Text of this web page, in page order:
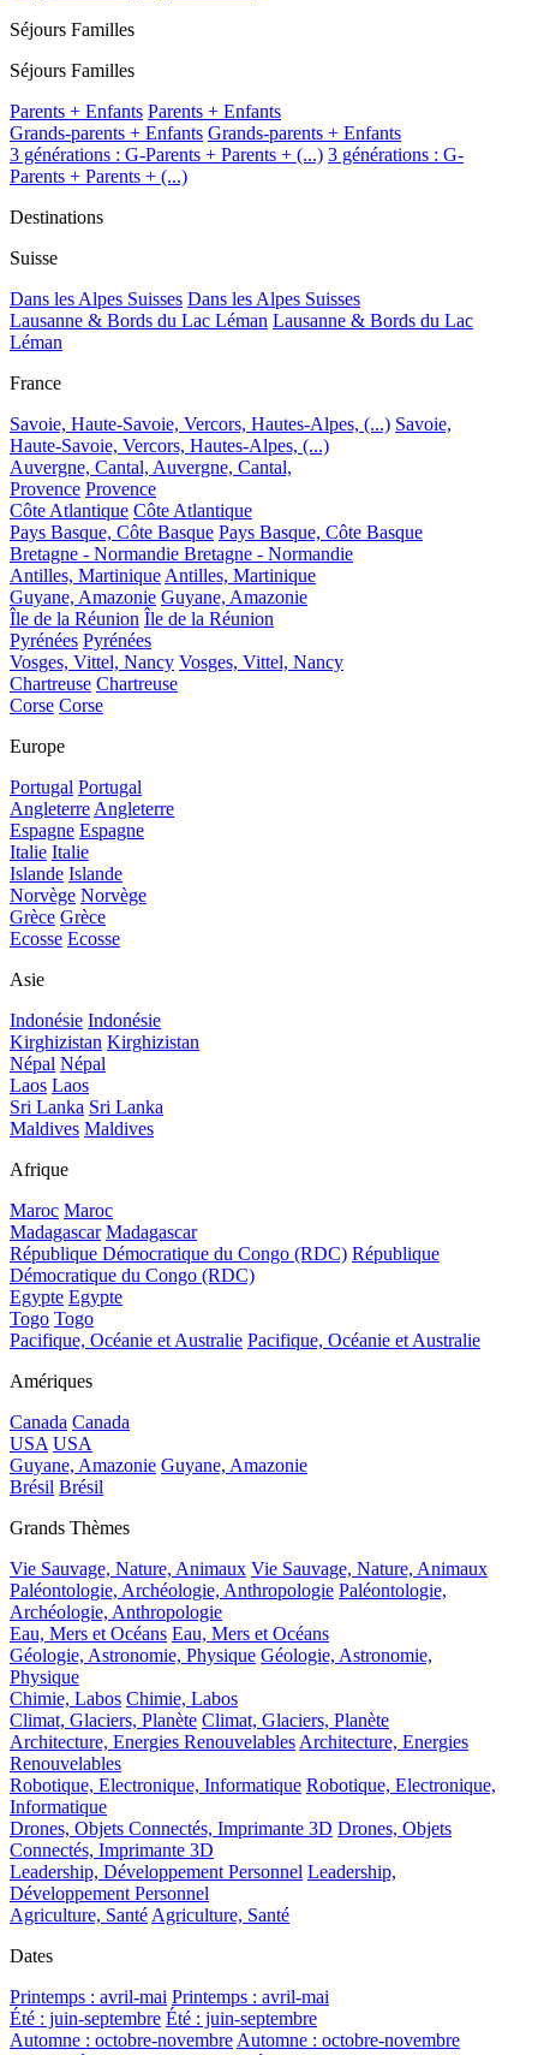
Séjours Familles
Séjours Familles
Parents + Enfants Parents + Enfants
Grands-parents + Enfants Grands-parents + Enfants
3 générations : G-Parents + Parents + (...) 3 générations : G-
Parents + Parents + (...)
Destinations
Suisse
Dans les Alpes Suisses Dans les Alpes Suisses
Lausanne & Bords du Lac Léman Lausanne & Bords du Lac
Léman
France
Savoie, Haute-Savoie, Vercors, Hautes-Alpes, (...) Savoie,
Haute-Savoie, Vercors, Hautes-Alpes, (...)
Auvergne, Cantal, Auvergne, Cantal,
Provence Provence
Côte Atlantique Côte Atlantique
Pays Basque, Côte Basque Pays Basque, Côte Basque
Bretagne - Normandie Bretagne - Normandie
Antilles, Martinique Antilles, Martinique
Guyane, Amazonie Guyane, Amazonie
Île de la Réunion Île de la Réunion
Pyrénées Pyrénées
Vosges, Vittel, Nancy Vosges, Vittel, Nancy
Chartreuse Chartreuse
Corse Corse
Europe
Portugal Portugal
Angleterre Angleterre
Espagne Espagne
Italie Italie
Islande Islande
Norvège Norvège
Grèce Grèce
Ecosse Ecosse
Asie
Indonésie Indonésie
Kirghizistan Kirghizistan
Népal Népal
Laos Laos
Sri Lanka Sri Lanka
Maldives Maldives
Afrique
Maroc Maroc
Madagascar Madagascar
République Démocratique du Congo (RDC) République
Démocratique du Congo (RDC)
Egypte Egypte
Togo Togo
Pacifique, Océanie et Australie Pacifique, Océanie et Australie
Amériques
Canada Canada
USA USA
Guyane, Amazonie Guyane, Amazonie
Brésil Brésil
Grands Thèmes
Vie Sauvage, Nature, Animaux Vie Sauvage, Nature, Animaux
Paléontologie, Archéologie, Anthropologie Paléontologie,
Archéologie, Anthropologie
Eau, Mers et Océans Eau, Mers et Océans
Géologie, Astronomie, Physique Géologie, Astronomie,
Physique
Chimie, Labos Chimie, Labos
Climat, Glaciers, Planète Climat, Glaciers, Planète
Architecture, Energies Renouvelables Architecture, Energies
Renouvelables
Robotique, Electronique, Informatique Robotique, Electronique,
Informatique
Drones, Objets Connectés, Imprimante 3D Drones, Objets
Connectés, Imprimante 3D
Leadership, Développement Personnel Leadership,
Développement Personnel
Agriculture, Santé Agriculture, Santé
Dates
Printemps : avril-mai Printemps : avril-mai
Été : juin-septembre Été : juin-septembre
Automne : octobre-novembre Automne : octobre-novembre